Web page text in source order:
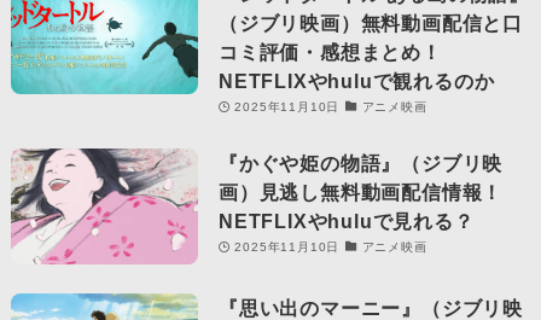
（ジブリ映画）無料動画配信と口
コミ評価・感想まとめ！
NETFLIXやhuluで観れるのか
2025年11月10日 アニメ映画
『かぐや姫の物語』（ジブリ映
画）見逃し無料動画配信情報！
NETFLIXやhuluで見れる？
2025年11月10日 アニメ映画
『思い出のマーニー』（ジブリ映